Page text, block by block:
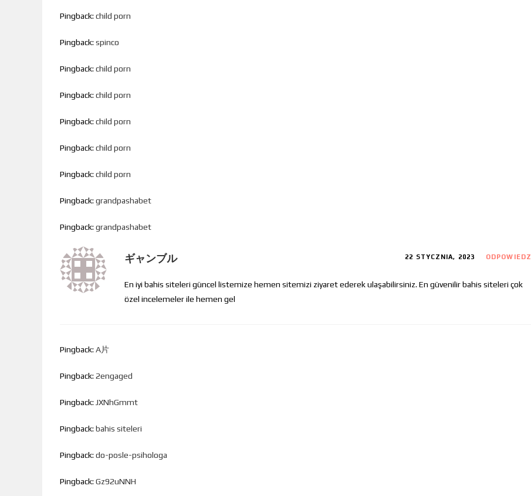
Pingback: child porn
Pingback: spinco
Pingback: child porn
Pingback: child porn
Pingback: child porn
Pingback: child porn
Pingback: child porn
Pingback: grandpashabet
Pingback: grandpashabet
ギャンブル 22 STYCZNIA, 2023 ODPOWIEDZ
En iyi bahis siteleri güncel listemize hemen sitemizi ziyaret ederek ulaşabilirsiniz. En güvenilir bahis siteleri çok
özel incelemeler ile hemen gel
Pingback: A片
Pingback: 2engaged
Pingback: JXNhGmmt
Pingback: bahis siteleri
Pingback: do-posle-psihologa
Pingback: Gz92uNNH